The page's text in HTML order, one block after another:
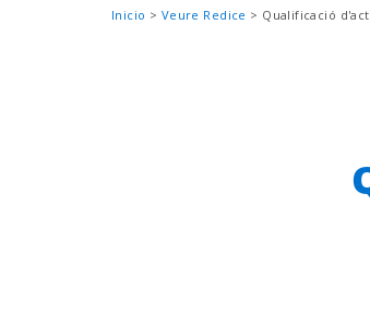
Sobrescribir
Inicio Veure Redice Qualificació